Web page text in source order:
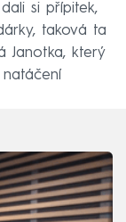
si přípitek,
taková ta
Janotka, který